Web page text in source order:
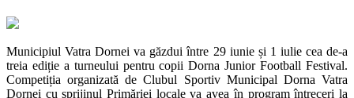
Municipiul Vatra Dornei va găzdui între 29 iunie și 1 iulie cea de-a
treia ediție a turneului pentru copii Dorna Junior Football Festival.
Competiția organizată de Clubul Sportiv Municipal Dorna Vatra
Dornei cu sprijinul Primăriei locale va avea în program întreceri la